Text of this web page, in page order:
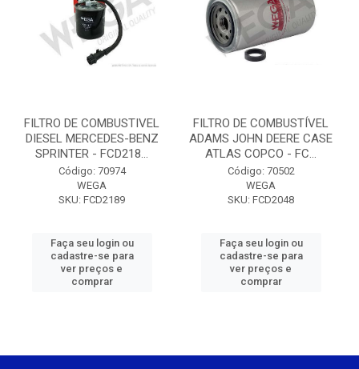
FILTRO DE COMBUSTIVEL
DIESEL MERCEDES-BENZ
SPRINTER - FCD218...
Código: 70974
WEGA
SKU: FCD2189
Faça seu login ou
cadastre-se para
ver preços e
comprar
FILTRO DE COMBUSTÍVEL
ADAMS JOHN DEERE CASE
ATLAS COPCO - FC...
Código: 70502
WEGA
SKU: FCD2048
Faça seu login ou
cadastre-se para
ver preços e
comprar